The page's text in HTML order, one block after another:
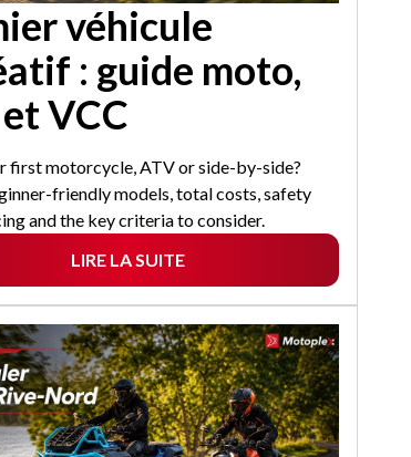
véhicule
: guide moto,
VCC
first motorcycle, ATV or side-by-side?
friendly models, total costs, safety
and the key criteria to consider.
LIRE LA SUITE